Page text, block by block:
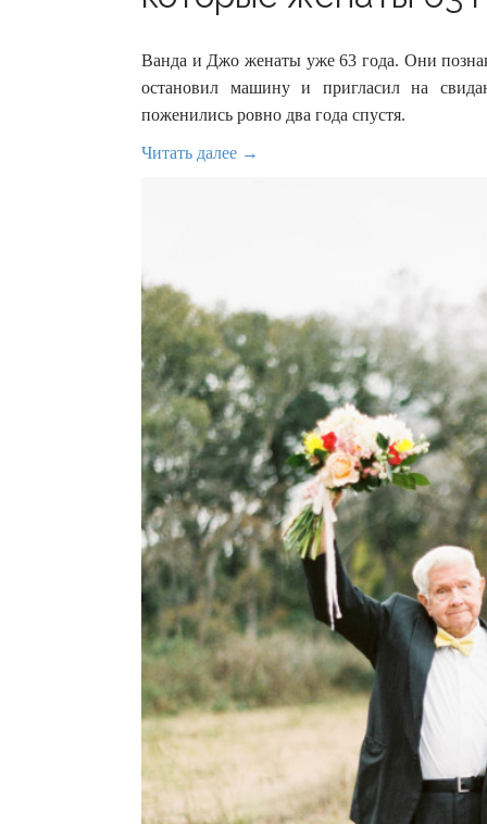
Ванда и Джо женаты уже 63 года. Они
остановил машину и пригласил на
поженились ровно два года спустя.
Читать далее →